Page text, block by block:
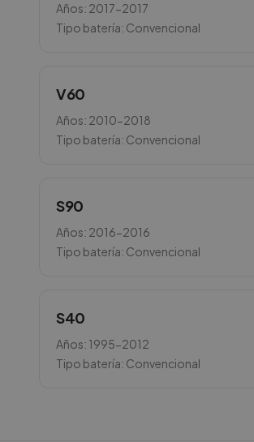
Años: 2017-2017
Tipo batería: Convencional
V60
Años: 2010-2018
Tipo batería: Convencional
S90
Años: 2016-2016
Tipo batería: Convencional
S40
Años: 1995-2012
Tipo batería: Convencional